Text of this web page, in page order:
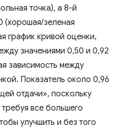
точка), а 8-й
(хорошая/зеленая
график кривой оценки,
значениями 0,50 и 0,92
зависимость между
Показатель около 0,96
отдачи», поскольку
все большего
улучшить и без того